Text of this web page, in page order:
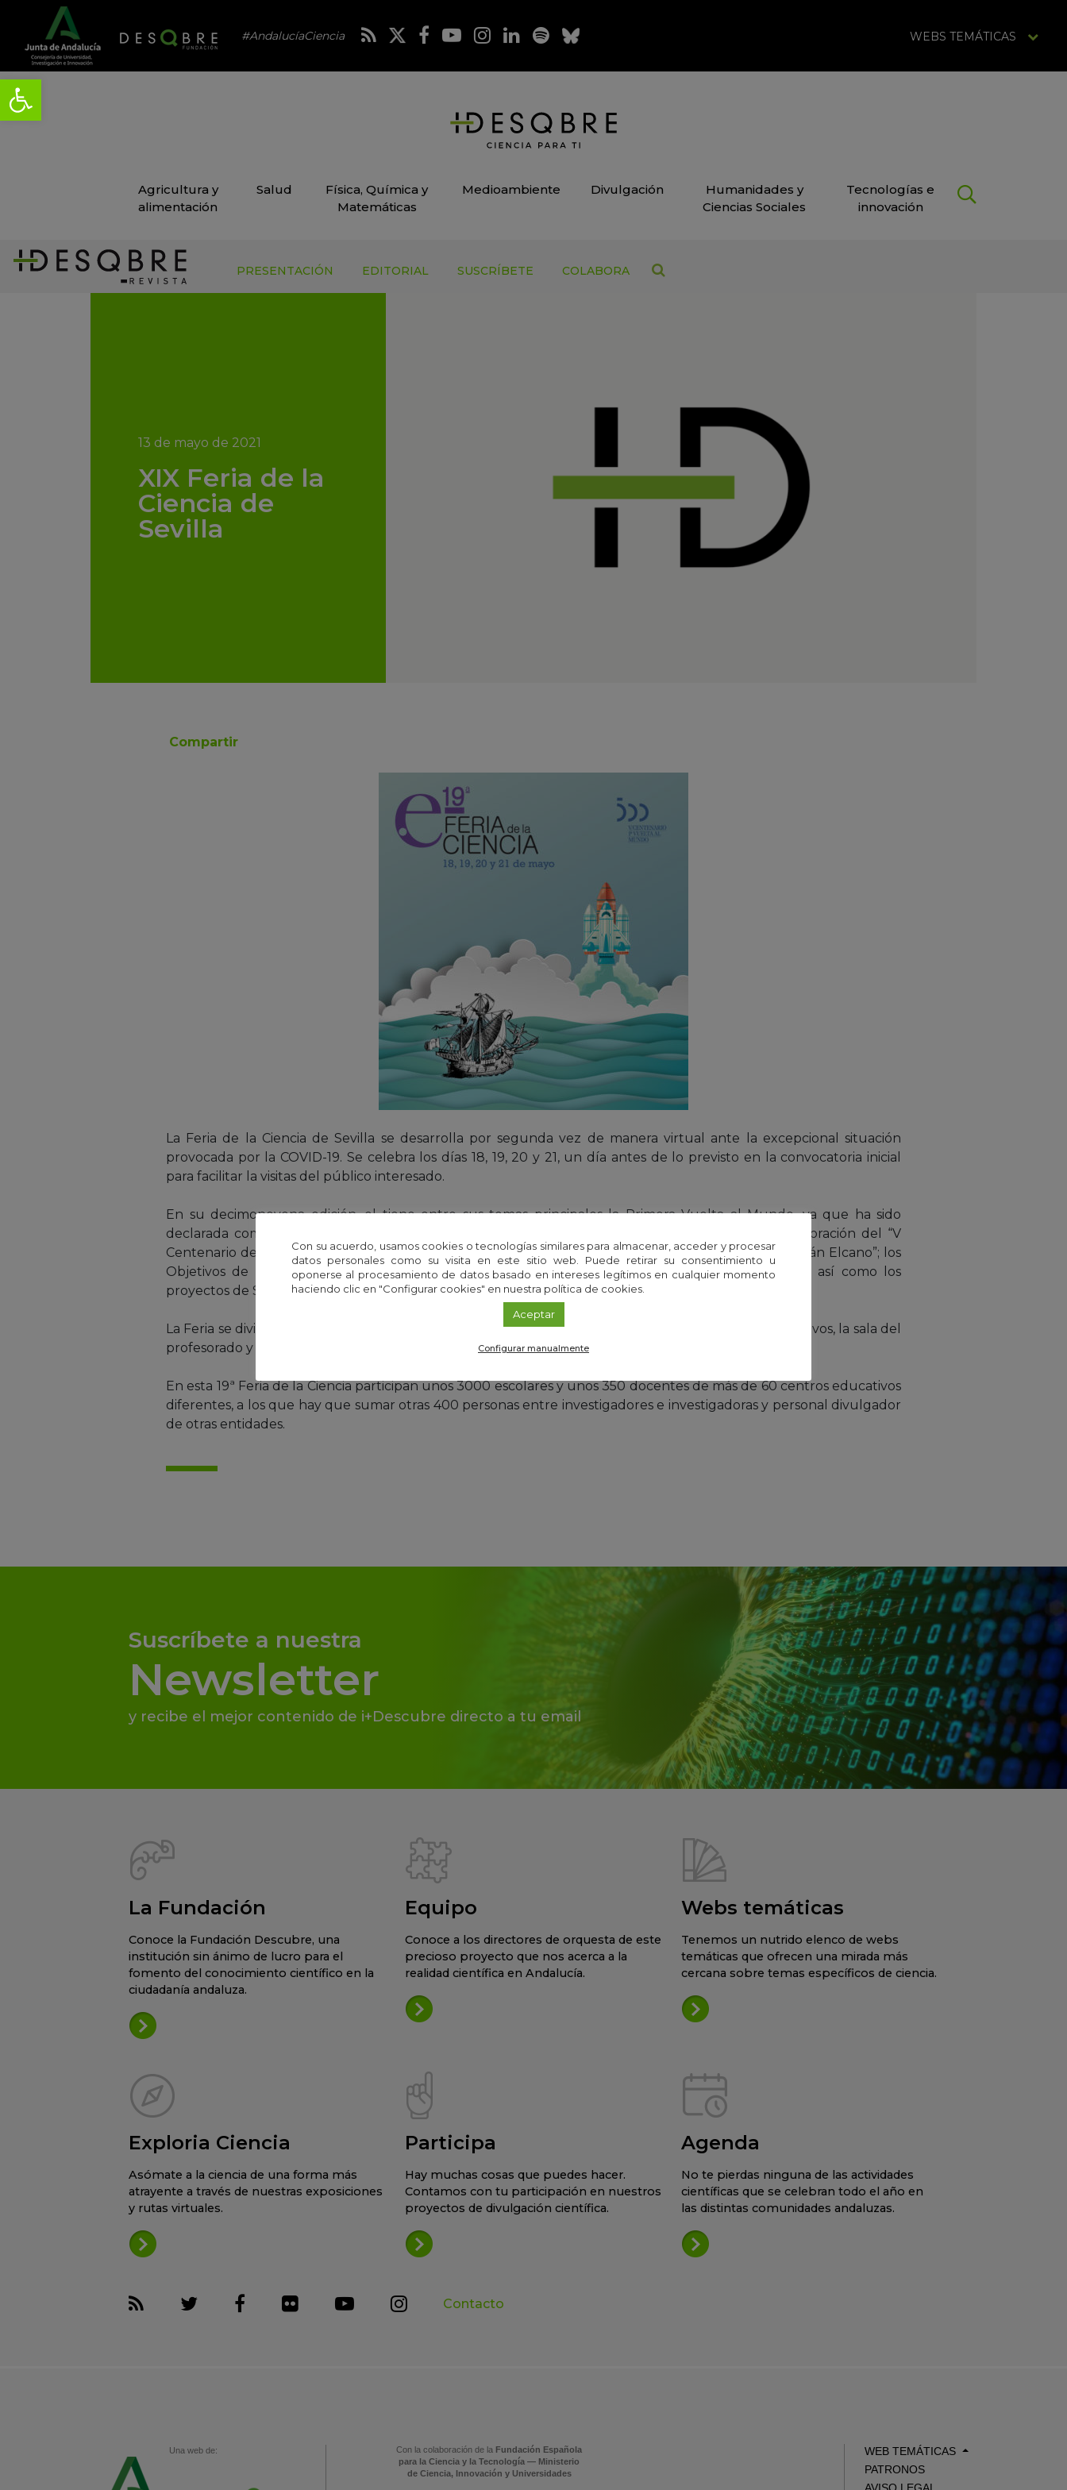
#AndalucíaCiencia WEBS TEMÁTICAS
Agricultura y
alimentación
Salud
Física, Química y
Matemáticas
Medioambiente Divulgación
Humanidades y
Ciencias Sociales
Tecnologías e
innovación
PRESENTACIÓN EDITORIAL SUSCRÍBETE COLABORA
13 de mayo de 2021
XIX Feria de la
Ciencia de
Sevilla
Compartir
La Feria de la Ciencia de Sevilla se desarrolla por segunda vez de manera virtual ante la excepcional situación
provocada por la COVID-19. Se celebra los días 18, 19, 20 y 21, un día antes de lo previsto en la convocatoria inicial
para facilitar la visitas del público interesado.
En su decimonovena edición, el tiene entre sus temas principales la Primera Vuelta al Mundo, ya que ha sido
declarada como actividad de excepcional interés público por la Comisión Nacional de la Conmemoración del “V
Centenario de la expedición de la primera vuelta al mundo de Fernando Magallanes y Juan Sebastián Elcano”; los
Objetivos de Desarrollo Sostenible, centrados sobre todo en los temas de salud y biodiversidad, así como los
proyectos de STEM+A (Ciencia, Tecnología, Ingeniería, Matemáticas + Arte).
La Feria se divide en cinco espacios virtuales: el pabellón de entidades, el pabellón de centros educativos, la sala del
profesorado y el área de juegos y vistas sorpresas a la Feria.
En esta 19ª Feria de la Ciencia participan unos 3000 escolares y unos 350 docentes de más de 60 centros educativos
diferentes, a los que hay que sumar otras 400 personas entre investigadores e investigadoras y personal divulgador
de otras entidades.
Suscríbete a nuestra
Newsletter
y recibe el mejor contenido de i+Descubre directo a tu email
La Fundación
Conoce la Fundación Descubre, una
institución sin ánimo de lucro para el
fomento del conocimiento científico en la
ciudadanía andaluza.
Equipo
Conoce a los directores de orquesta de este
precioso proyecto que nos acerca a la
realidad científica en Andalucía.
Webs temáticas
Tenemos un nutrido elenco de webs
temáticas que ofrecen una mirada más
cercana sobre temas específicos de ciencia.
Exploria Ciencia
Asómate a la ciencia de una forma más
atrayente a través de nuestras exposiciones
y rutas virtuales.
Participa
Hay muchas cosas que puedes hacer.
Contamos con tu participación en nuestros
proyectos de divulgación científica.
Agenda
No te pierdas ninguna de las actividades
científicas que se celebran todo el año en
las distintas comunidades andaluzas.
Contacto
Una web de: Con la colaboración de la Fundación Española
para la Ciencia y la Tecnología — Ministerio
de Ciencia, Innovación y Universidades
WEB TEMÁTICAS
PATRONOS
AVISO LEGAL
Con su acuerdo, usamos cookies o tecnologías similares para almacenar, acceder y procesar
datos personales como su visita en este sitio web. Puede retirar su consentimiento u
oponerse al procesamiento de datos basado en intereses legítimos en cualquier momento
haciendo clic en "Configurar cookies" en nuestra política de cookies.
Aceptar
Configurar manualmente